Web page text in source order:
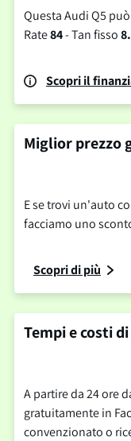
Questa Audi Q5
Rate84- Tan fisso
Scopri il
Miglior prezzo
E se trovi un'auto
facciamo uno
Scopri di più
Tempi e costi
A partire da 24 ore
gratuitamente in
convenzionato o